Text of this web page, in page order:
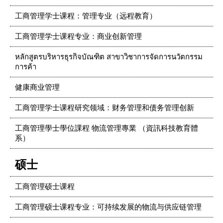
工商管理学士课程：管理专业（远程教育）
工商管理学士课程专业：商业创新管理
หลักสูตรบริหารธุรกิจบัณฑิต สาขาวิชาการจัดการนวัตกรรม
การค้า
健康商业管理
工商管理学士课程研究领域：财务管理和债务管理创新
工商管理學士學位課程 物流管理專業 （資訊科技教育體
系）
硕士
工商管理硕士课程
工商管理硕士课程专业：可持续发展的物流与供应链管理